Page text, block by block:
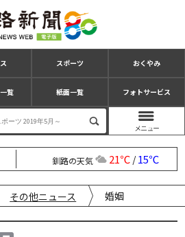
スポーツ おくやみ
覧 紙面一覧 フォトサービス
釧路の天気 21℃/15℃
その他ニュース 婚姻